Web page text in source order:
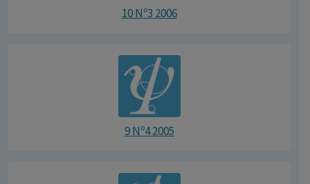
10 Nº3 2006
9 Nº4 2005